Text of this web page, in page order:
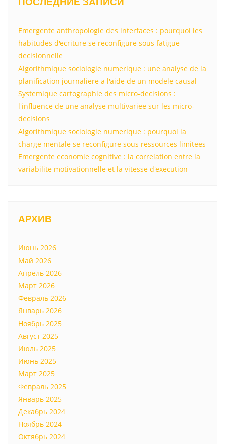
Emergente anthropologie des interfaces : pourquoi les
habitudes d'ecriture se reconfigure sous fatigue
decisionnelle
Algorithmique sociologie numerique : une analyse de la
planification journaliere a l'aide de un modele causal
Systemique cartographie des micro-decisions :
l'influence de une analyse multivariee sur les micro-
decisions
Algorithmique sociologie numerique : pourquoi la
charge mentale se reconfigure sous ressources limitees
Emergente economie cognitive : la correlation entre la
variabilite motivationnelle et la vitesse d'execution
АРХИВ
Июнь 2026
Май 2026
Апрель 2026
Март 2026
Февраль 2026
Январь 2026
Ноябрь 2025
Август 2025
Июль 2025
Июнь 2025
Март 2025
Февраль 2025
Январь 2025
Декабрь 2024
Ноябрь 2024
Октябрь 2024